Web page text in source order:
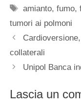
Tag
amianto,fumo,
tumori ai polmoni
collaterali
Unipol Banca
Lascia un